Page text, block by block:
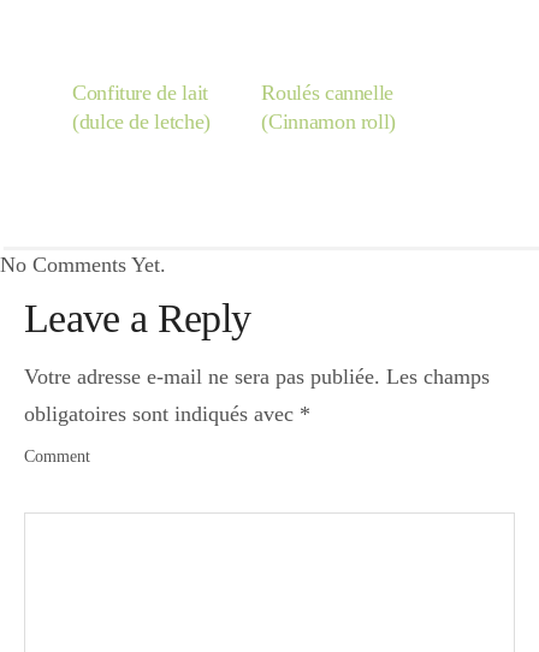
Confiture de lait
(dulce de letche)
Roulés cannelle
(Cinnamon roll)
No Comments Yet.
Leave a Reply
Votre adresse e-mail ne sera pas publiée. Les champs
obligatoires sont indiqués avec *
Comment